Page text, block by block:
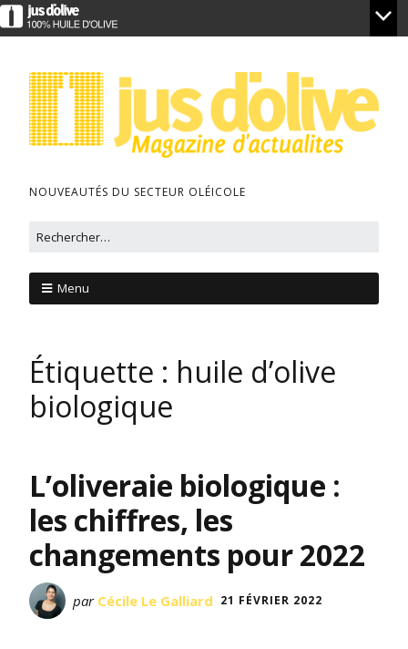
NOUVEAUTÉS DU SECTEUR OLÉICOLE
Menu
Étiquette : huile d’olive
biologique
L’oliveraie biologique :
les chiffres, les
changements pour 2022
par Cécile Le Galliard 21 FÉVRIER 2022